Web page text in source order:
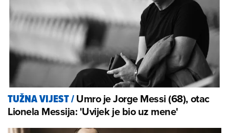
TUŽNA VIJEST/Umro je Jorge Messi (68), otac
Lionela Messija: 'Uvijek je bio uz mene'